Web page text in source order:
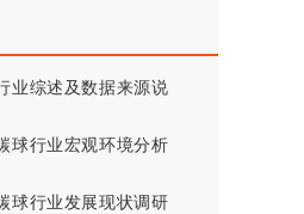
业综述及数据来源说
球行业宏观环境分析
球行业发展现状调研